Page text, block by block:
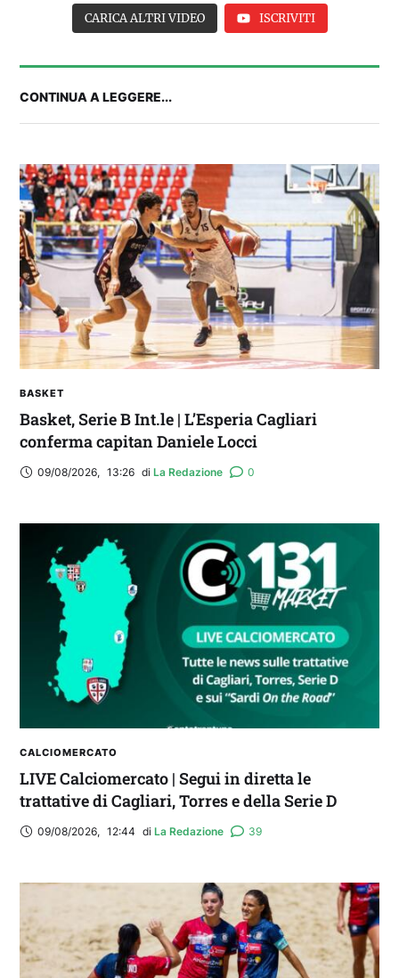
2° TROFEO RIVA | IL POST-PARTITA: commenta
con noi il match tra Cagliari e Nizza
CARICA ALTRI VIDEO ISCRIVITI
CONTINUA A LEGGERE...
BASKET
Basket, Serie B Int.le | L’Esperia Cagliari
conferma capitan Daniele Locci
09/08/2026, 13:26 di La Redazione 0
CALCIOMERCATO
LIVE Calciomercato | Segui in diretta le
trattative di Cagliari, Torres e della Serie D
09/08/2026, 12:44 di La Redazione 39